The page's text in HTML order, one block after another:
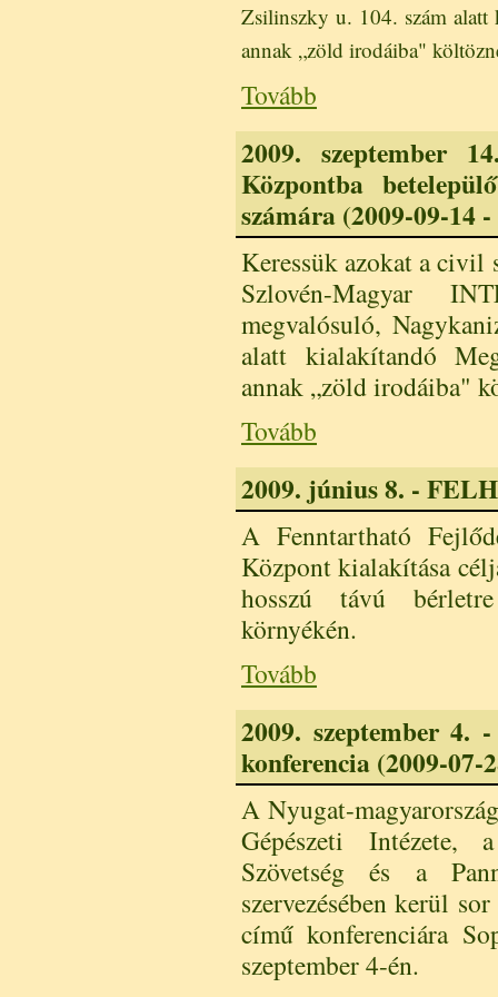
Zsilinszky u. 104. szám
annak „zöld irodáiba"
Tovább
2009. szeptember
Központba
számára (2009-09-14
Keressük azokat a civil
Szlovén-Magyar
megvalósuló,
alatt kialakítandó
annak „zöld irodáiba"
Tovább
2009. június 8. -
A Fenntartható
Központ kialakítása
hosszú távú
környékén.
Tovább
2009. szeptember 4.
konferencia (2009-07-
A Nyugat-
Gépészeti Intézete,
Szövetség és a
szervezésében kerül
című konferenciára
szeptember 4-én.